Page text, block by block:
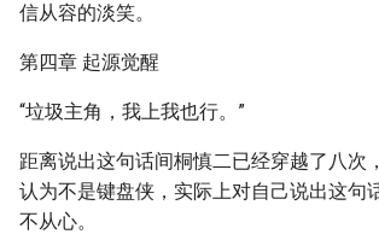
信从容的淡笑。
第四章 起源觉醒
“垃圾主角，我上我也行。”
距离说出这句话间桐慎二已经穿越了八次
认为不是键盘侠，实际上对自己说出这句
不从心。